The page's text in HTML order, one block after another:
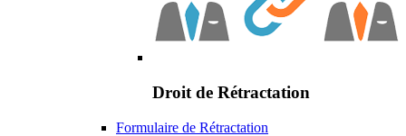
Droit de Rétractation
Formulaire de Rétractation